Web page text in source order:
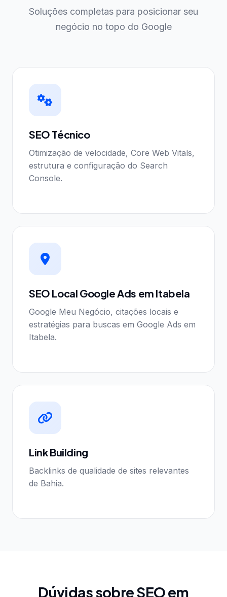
Soluções completas para posicionar seu
negócio no topo do Google
SEO Técnico
Otimização de velocidade, Core Web Vitals,
estrutura e configuração do Search
Console.
SEO Local Google Ads em Itabela
Google Meu Negócio, citações locais e
estratégias para buscas em Google Ads em
Itabela.
Link Building
Backlinks de qualidade de sites relevantes
de Bahia.
Dúvidas sobre SEO em